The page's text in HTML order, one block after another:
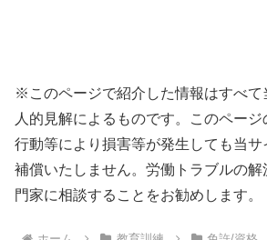
※このページで紹介した情報はすべて
人的見解によるものです。このペー
行動等により損害等が発生しても当サ
補償いたしません。労働トラブルの
門家に相談することをお勧めします。